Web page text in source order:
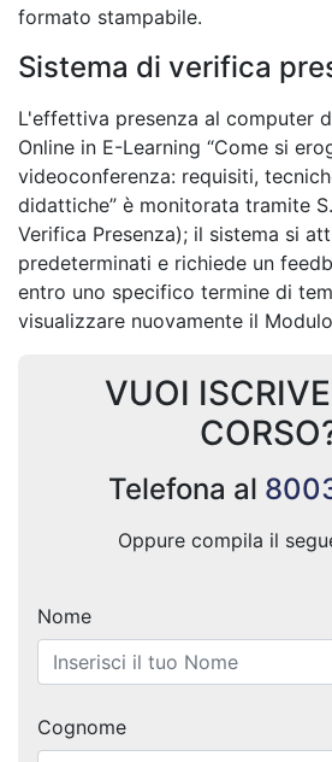
formato stampabile.
Sistema di verifica
L'effettiva presenza al computer
Online in E-Learning “Come si
videoconferenza: requisiti,
didattiche” è monitorata tramite
Verifica Presenza); il sistema si
predeterminati e richiede un
entro uno specifico termine di
visualizzare nuovamente il Modulo
VUOI
Telefona al
Oppure compila il
Nome
Cognome